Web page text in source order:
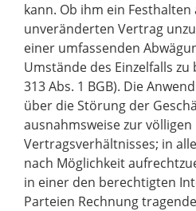
kann. Ob ihm ein Festhalten
unveränderten Vertrag
einer umfassenden
Umstände des Einzelfalls
313 Abs. 1 BGB). Die
über die Störung der
ausnahmsweise zur völligen
Vertragsverhältnisses; in
nach Möglichkeit
in einer den berechtigten
Parteien Rechnung